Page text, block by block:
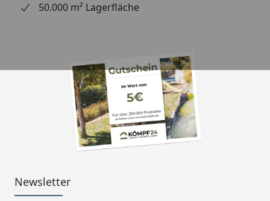
50.000 m² Lagerfläche
Newsletter